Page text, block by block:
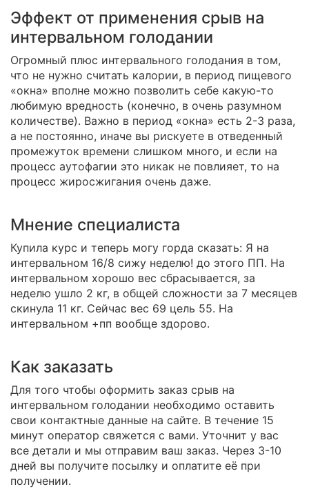
Эффект от применения срыв на
интервальном голодании
Огромный плюс интервального голодания в том,
что не нужно считать калории, в период пищевого
«окна» вполне можно позволить себе какую-то
любимую вредность (конечно, в очень разумном
количестве). Важно в период «окна» есть 2-3 раза,
а не постоянно, иначе вы рискуете в отведенный
промежуток времени слишком много, и если на
процесс аутофагии это никак не повлияет, то на
процесс жиросжигания очень даже.
Мнение специалиста
Купила курс и теперь могу горда сказать: Я на
интервальном 16/8 сижу неделю! до этого ПП. На
интервальном хорошо вес сбрасывается, за
неделю ушло 2 кг, в общей сложности за 7 месяцев
скинула 11 кг. Сейчас вес 69 цель 55. На
интервальном +пп вообще здорово.
Как заказать
Для того чтобы оформить заказ срыв на
интервальном голодании необходимо оставить
свои контактные данные на сайте. В течение 15
минут оператор свяжется с вами. Уточнит у вас
все детали и мы отправим ваш заказ. Через 3-10
дней вы получите посылку и оплатите её при
получении.